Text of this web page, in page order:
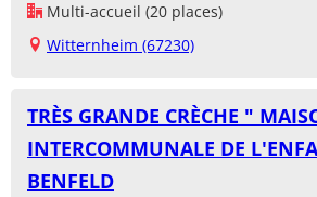
Multi-accueil (20 places)
Witternheim (67230)
TRÈS GRANDE CRÈCHE "
INTERCOMMUNALE DE
BENFELD